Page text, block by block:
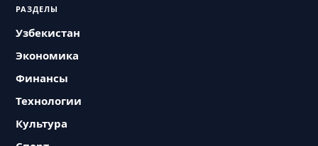
РАЗДЕЛЫ
Узбекистан
Экономика
Финансы
Технологии
Культура